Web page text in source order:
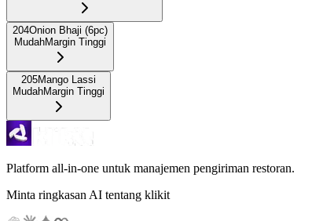
204Onion Bhaji (6pc)
MudahMargin Tinggi
205Mango Lassi
MudahMargin Tinggi
Platform all-in-one untuk manajemen pengiriman restoran.
Minta ringkasan AI tentang klikit